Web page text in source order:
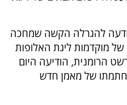
להגרלה הקשה שמחכה
מוקדמות ליגת האלופות
הרומנית, הודיעה היום
של מאמן חדש